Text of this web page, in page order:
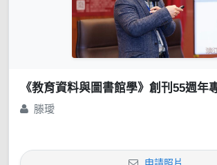
《教育資料與圖書館學》創刊55週年
滕璦
申請照片